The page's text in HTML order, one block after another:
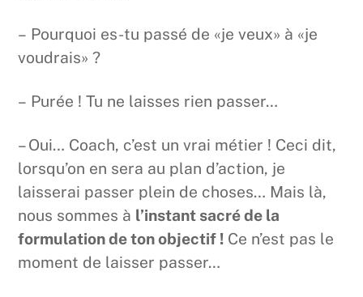
– Pourquoi es-tu passé de «je veux» à «je
voudrais» ?
– Purée ! Tu ne laisses rien passer…
– Oui… Coach, c’est un vrai métier ! Ceci dit,
lorsqu’on en sera au plan d’action, je
laisserai passer plein de choses… Mais là,
nous sommes à l’instant sacré de la
formulation de ton objectif ! Ce n’est pas le
moment de laisser passer…